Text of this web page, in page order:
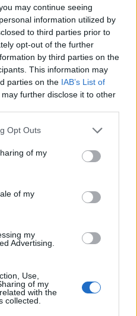
may continue seeing
information utilized by
to third parties prior to
opt-out of the further
by third parties on the
This information may
parties on the IAB’s List of
may further disclose it to other
Opt Outs
of my
of my
my
Advertising.
Use,
of my
with the
collected.